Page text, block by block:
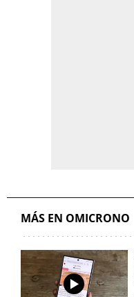
MÁS EN OMICRONO